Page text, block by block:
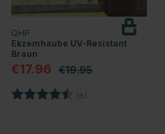
QHP
Ekzemhaube UV-Resistant
Braun
€17.96 €19.95
Bewertung: (8)